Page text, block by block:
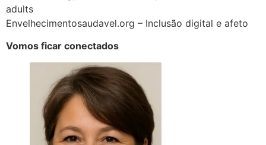
adults
Envelhecimentosaudavel.org – Inclusão digital e afeto
Vomos ficar conectados